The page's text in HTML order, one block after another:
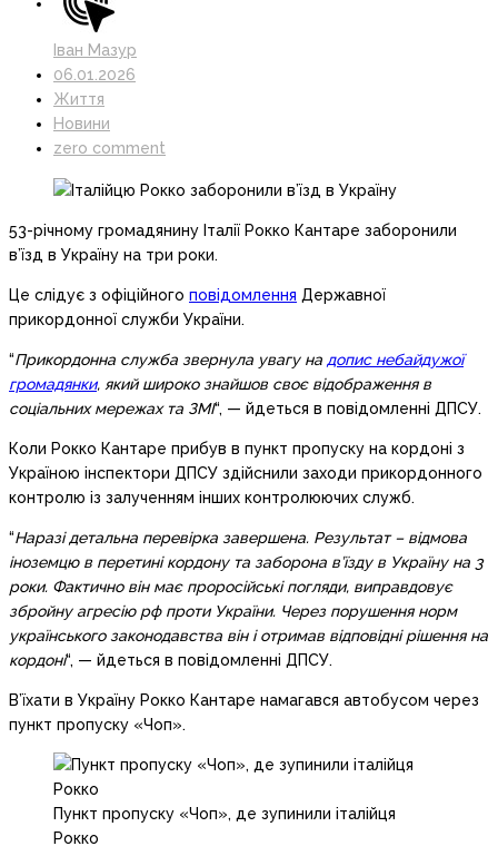
Іван Мазур
06.01.2026
Життя
Новини
zero comment
53-річному громадянину Італії Рокко Кантаре заборонили
в’їзд в Україну на три роки.
Це слідує з офіційного повідомлення Державної
прикордонної служби України.
“Прикордонна служба звернула увагу на допис небайдужої
громадянки, який широко знайшов своє відображення в
соціальних мережах та ЗМІ“, — йдеться в повідомленні ДПСУ.
Коли Рокко Кантаре прибув в пункт пропуску на кордоні з
Україною інспектори ДПСУ здійснили заходи прикордонного
контролю із залученням інших контролюючих служб.
“Наразі детальна перевірка завершена. Результат – відмова
іноземцю в перетині кордону та заборона в’їзду в Україну на 3
роки. Фактично він має проросійські погляди, виправдовує
збройну агресію рф проти України. Через порушення норм
українського законодавства він і отримав відповідні рішення на
кордоні“, — йдеться в повідомленні ДПСУ.
В’їхати в Україну Рокко Кантаре намагався автобусом через
пункт пропуску «Чоп».
Пункт пропуску «Чоп», де зупинили італійця
Рокко